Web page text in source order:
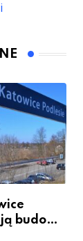
budowę